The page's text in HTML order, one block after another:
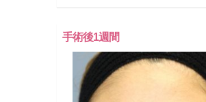
手術後1週間